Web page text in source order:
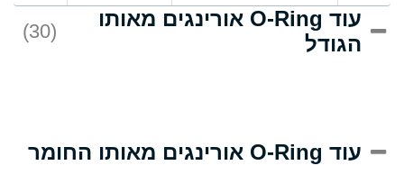
Acrlylonitrile
D
Adipic Acid
(Aqueous)
עוד O-Ring אורינגים מאותו
הגודל
(30)
עוד O-Ring אורינגים מאותו החומר